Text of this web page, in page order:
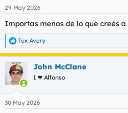
29 May 2026
Importas menos de lo que creés a
R
e
a
c
c
e
Tex Avery
John McClane
I ❤ Alfonso
30 May 2026